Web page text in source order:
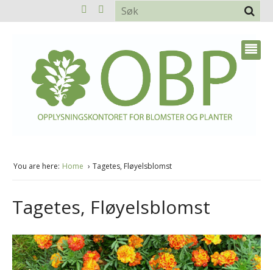
You are here: Home Tagetes, Fløyelsblomst
Tagetes, Fløyelsblomst